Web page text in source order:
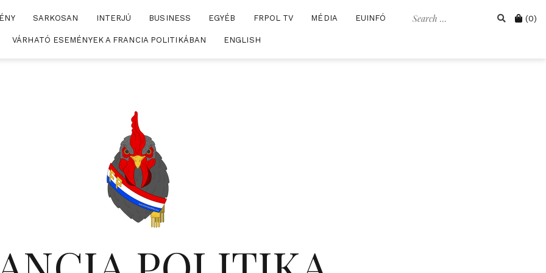
Search Cart
(0)
SARKOSAN INTERJÚ BUSINESS EGYÉB FRPOL TV MÉDIA EUINFÓ
VÁRHATÓ ESEMÉNYEK A FRANCIA POLITIKÁBAN ENGLISH